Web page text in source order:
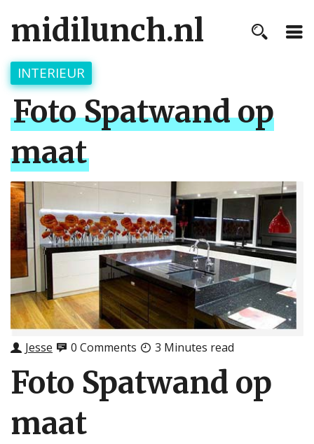
midilunch.nl
INTERIEUR
Foto Spatwand op
maat
Jesse 0 Comments 3 Minutes read
Foto Spatwand op
maat